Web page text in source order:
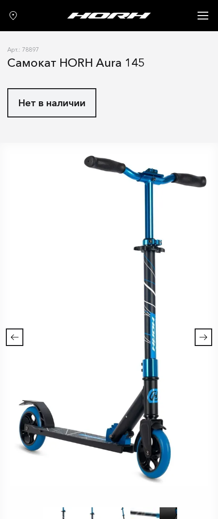
Запчасти
Аксессуары
О нас
Арт.: 78897
Самокат HORH Aura 145
Нет в наличии